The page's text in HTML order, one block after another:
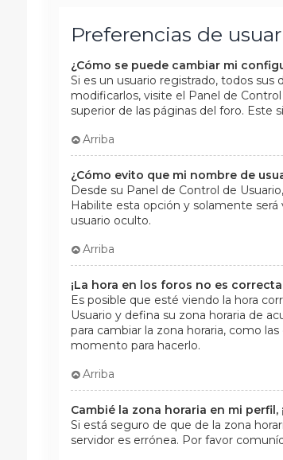
Preferencias de
¿Cómo se puede cambiar mi
Si es un usuario registrado, todos sus
modificarlos, visite el Panel de
superior de las páginas del foro. Este
Arriba
¿Cómo evito que mi nombre de
Desde su Panel de Control de
Habilite esta opción y solamente
usuario oculto.
Arriba
¡La hora en los foros no es
Es posible que esté viendo la hora
Usuario y defina su zona horaria de
para cambiar la zona horaria, como
momento para hacerlo.
Arriba
Cambié la zona horaria en mi
Si está seguro de que de la zona
servidor es errónea. Por favor